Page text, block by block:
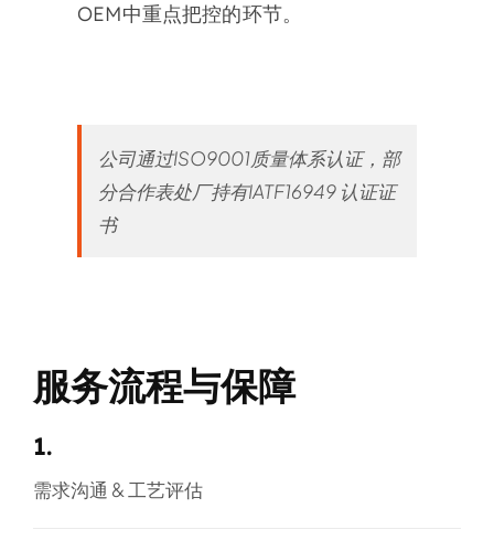
OEM中重点把控的环节。
公司通过ISO9001质量体系认证，部
分合作表处厂持有IATF16949 认证证
书
服务流程与保障
1.
需求沟通 & 工艺评估